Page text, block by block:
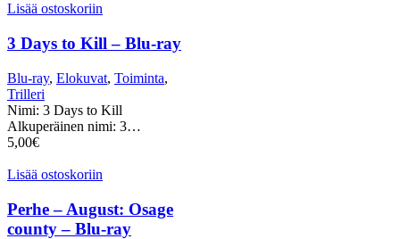
Lisää ostoskoriin
3 Days to Kill – Blu-ray
Blu-ray, Elokuvat, Toiminta,
Trilleri
Nimi: 3 Days to Kill
Alkuperäinen nimi: 3…
5,00€
Lisää ostoskoriin
Perhe – August: Osage
county – Blu-ray